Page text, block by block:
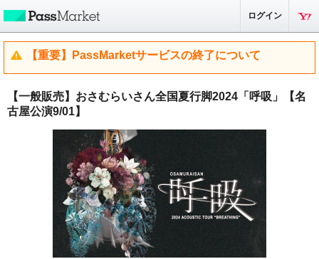
ログイン
【重要】PassMarketサービスの終了について
【一般販売】おさむらいさん全国夏行脚2024「呼吸」【名
古屋公演9/01】